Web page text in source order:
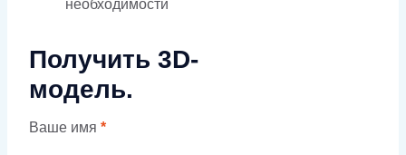
необходимости
Получить 3D-
модель.
Ваше имя *